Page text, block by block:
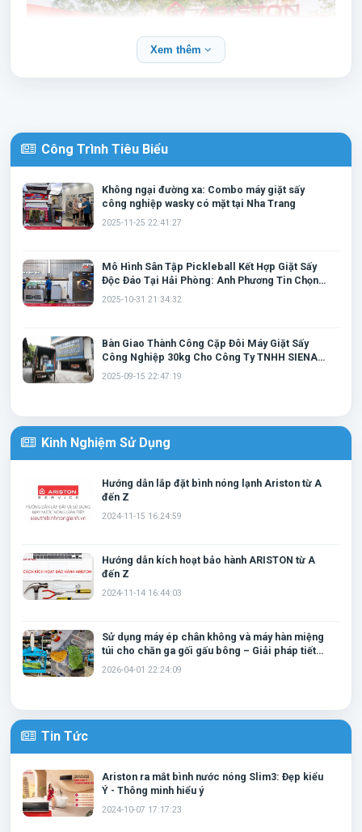
TạiSiêu Thị Bình Nóng Lạnh
dòngbình nóng lạnh Ariston chính hãng
cá nhân, gia đình và công trình. Tất cả sản phẩm đều được
bảo hành chính hãng, giá bán minh bạch cùng dịch vụ giao
hàng và lắp đặt chuyên nghiệp.
Vì sao nên chọn bình nóng lạnh Ariston?
Ariston luôn nằm trong nhóm thương hiệu dẫn đầu thị trường
nhờ khả năng cân bằng giữa chất lượng, độ bền và trải
Làm nóng nhanh, tiết kiệm điện
Hệ thống gia nhiệt hiệu suất cao giúp nước nóng nhanh, giảm
sản phẩm còn được trang bị chế độECO EVOgiúp ghi nhớ
thói quen sử dụng nước nóng để tối ưu điện năng.
Hệ thống an toàn đồng bộ TSS
Các mẫu bình nóng lạnh Ariston được trang bị nhiều lớp bảo
Chống giật ELCB
Cầu dao chống rò điện
Cảm biến nhiệt
Xem thêm
Công Trình Tiêu Biểu
Không ngại đường xa: Combo máy giặt sấy
công nghiệp wasky có mặt tại Nha Trang
2025-11-25 22:41:27
Mô Hình Sân Tập Pickleball Kết Hợp Giặt Sấy
Độc Đáo Tại Hải Phòng: Anh Phương Tin Chọn
Cặp Đôi Máy Giặt Wasky
2025-10-31 21:34:32
Bàn Giao Thành Công Cặp Đôi Máy Giặt Sấy
Công Nghiệp 30kg Cho Công Ty TNHH SIENA
Tại Thái Nguyên
2025-09-15 22:47:19
Kinh Nghiệm Sử Dụng
Hướng dẫn lắp đặt bình nóng lạnh Ariston từ A
đến Z
2024-11-15 16:24:59
Hướng dẫn kích hoạt bảo hành ARISTON từ A
đến Z
2024-11-14 16:44:03
Sử dụng máy ép chân không và máy hàn miệng
túi cho chăn ga gối gấu bông – Giải pháp tiết
kiệm không gian và bảo quản hiệu quả
2026-04-01 22:24:09
Tin Tức
Ariston ra mắt bình nước nóng Slim3: Đẹp kiểu
Ý - Thông minh hiểu ý
2024-10-07 17:17:23